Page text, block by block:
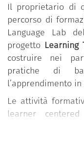
Il proprietario di
percorso di
Language Lab
progetto Learning
costruire nei
pratiche di
l’apprendimento
Le attività
learner
Community)
interdisciplinare